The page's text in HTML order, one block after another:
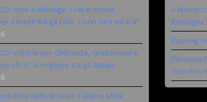
titoli a Aldridge, Frei e Hutter.
Zanotti tra gli Elite. Corvi fora ed è 4^
vittorie per Ghibaudo, Grossmann e
5^ la migliore tra gli italiani
Bike della Brianza: l’ultima sfida
A
Romagna
Ranking
Eleonora
ricordi in